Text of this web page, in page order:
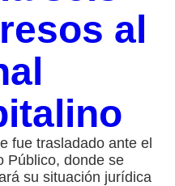
al
fue trasladado ante el
Público, donde se
su situación jurídica